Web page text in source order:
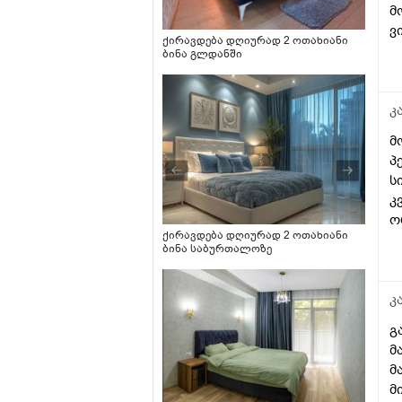
ქირავდება დღიურად 2 ოთახიანი
ბინა გლდანში
ქირავდება დღიურად 2 ოთახიანი
ბინა საბურთალოზე